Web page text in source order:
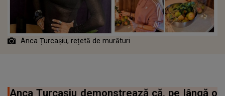
Anca Țurcașiu, rețetă de murături
Anca Țurcașiu demonstrează că, pe lângă o